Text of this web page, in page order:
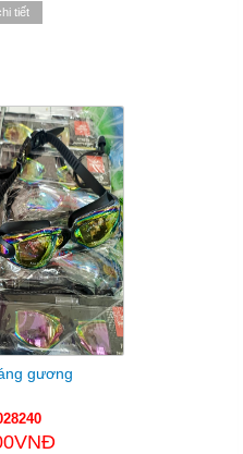
tiết
gương